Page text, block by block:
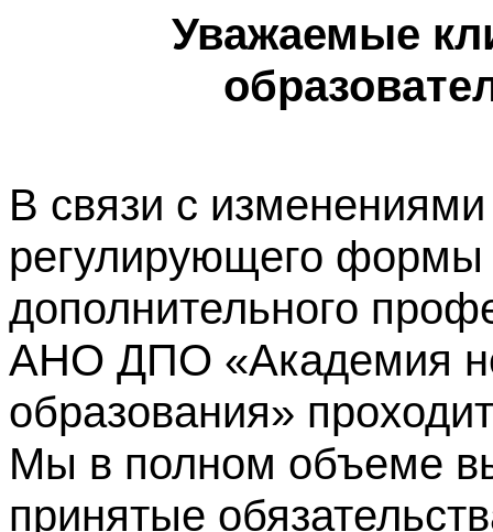
Уважаемые
В связи с изменениями
регулирующего формы
дополнительного
АНО ДПО «Академия
образования»
Мы в полном объеме
принятые